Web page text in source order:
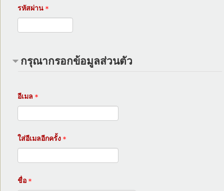
รหัสผ่าน
กรุณากรอกข้อมูลส่วนตัว
อีเมล
ใส่อีเมลอีกครั้ง
ชื่อ